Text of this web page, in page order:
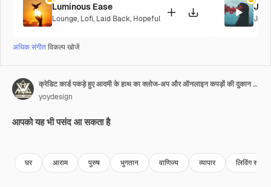
Luminous Ease
Lounge, Lofi, Laid Back, Hopeful Jazz
अधिक संगीतविकल्प खोजें
क्रेडिट कार्ड पकड़े हुए आदमी के हाथ का क्लोज-अप और ऑनलाइन कपड़ों की दुकान में सामान देख रहा है। सीधे लैपटॉप कंप्यूटर पर फैशनेबल कपड़े खरीदें।
yoydesign
आपको यह भी पसंद आ सकता है
घर आराम पुरुष भुगतान वाणिज्य व्यापार लिविंग रूम